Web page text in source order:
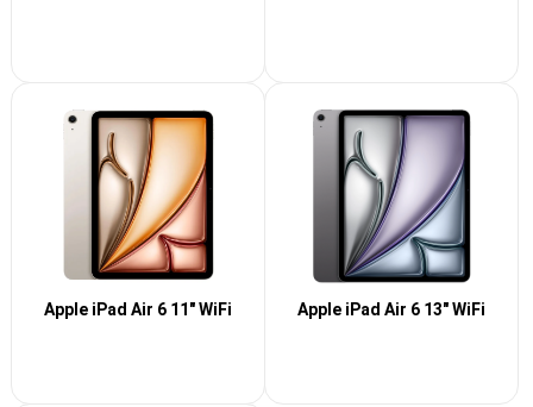
Apple iPad Air 6 11" WiFi Apple iPad Air 6 13" WiFi